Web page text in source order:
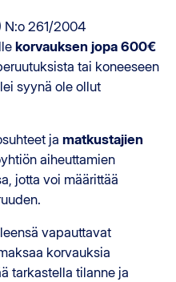
N:o 261/2004
korvauksen jopa 600€
tai koneeseen
syynä ole ollut
ja matkustajien
aiheuttamien
jotta voi määrittää
vapauttavat
korvauksia
tarkastella tilanne ja